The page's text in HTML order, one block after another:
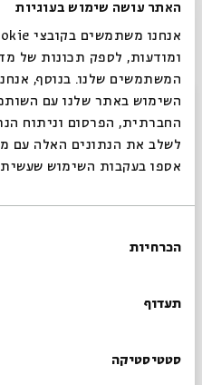
האתר עושה שימוש בעוגיות
ומודעות, לספק תכונות של
המשתמשים שלנו. בנוסף,
השימוש באתר שלנו עם
החברתית, הפרסום וניתוח
לשלב את הנתונים האלה עם
אספו בעקבות השימוש
הסכמה
הכרחיות
תעדוף
סטטיסטיקה
פרקים
שלךּ, דליה | דליה
סגור